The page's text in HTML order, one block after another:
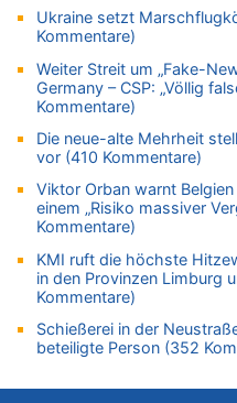
06.08.2026 - 14:57 von
06.08.2026 - 14:51 von
Zurück an den Rhein:
06.08.2026 - 14:46 von
Frau hörte Stimmen aus
06.08.2026 - 14:44 von
Zweite Hitzewelle in
Zweite Hitzewelle in
06.08.2026 - 14:26 von
Zweite Hitzewelle in
06.08.2026 - 14:11 von Dax
Ukraine setzt
Kommentare)
Weiter Streit um „Fake-
Germany – CSP: „Völlig
Kommentare)
Die neue-alte Mehrheit
vor (410 Kommentare)
Viktor Orban warnt
einem „Risiko massiver
Kommentare)
KMI ruft die höchste
in den Provinzen Limburg
Kommentare)
Schießerei in der
beteiligte Person (352